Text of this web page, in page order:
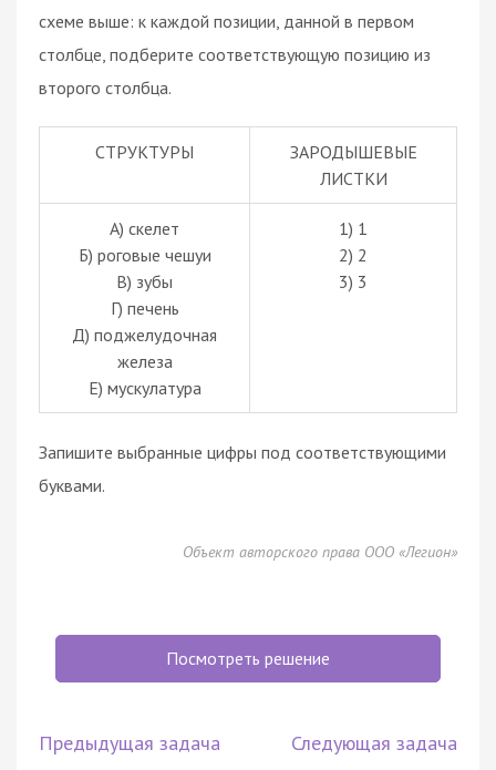
схеме выше: к каждой позиции, данной в первом
столбце, подберите соответствующую позицию из
второго столбца.
СТРУКТУРЫ
ЗАРОДЫШЕВЫЕ
ЛИСТКИ
A) скелет
Б) роговые чешуи
В) зубы
Г) печень
Д) поджелудочная
железа
Е) мускулатура
1) 1
2) 2
3) 3
Запишите выбранные цифры под соответствующими
буквами.
Объект авторского права ООО «Легион»
Посмотреть решение
Предыдущая задача Следующая задача